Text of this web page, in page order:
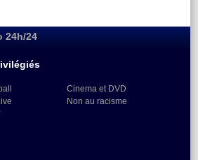
24h/24
Cinema et DVD
Non au racisme